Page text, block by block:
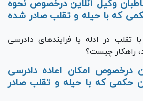
وکیل آنلاین درخصوص نحوه
که با حیله و تقلب صادر شده
تقلب در ادله یا فرایند‌های دادرسی
راهکار چیست؟
درخصوص امکان اعاده دادرسی
حکمی که با حیله و تقلب صادر